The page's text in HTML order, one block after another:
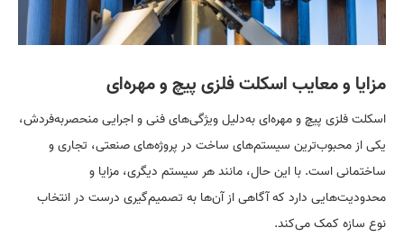
مزایا و معایب اسکلت فلزی پیچ و مهره‌ای
اسکلت فلزی پیچ و مهره‌ای به‌دلیل ویژگی‌های فنی و اجرایی منحصربه‌فردش،
یکی از محبوب‌ترین سیستم‌های ساخت در پروژه‌های صنعتی، تجاری و
ساختمانی است. با این حال، مانند هر سیستم دیگری، مزایا و
محدودیت‌هایی دارد که آگاهی از آن‌ها به تصمیم‌گیری درست در انتخاب
نوع سازه کمک می‌کند.